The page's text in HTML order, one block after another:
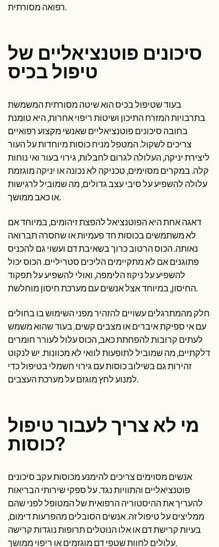
רפואה מסורתית.
סיכונים פוטנציאליים של
טיפול בכיס
בעוד שטיפול בכיס הוא שיטה מסורתית המשמשת
בתרבויות המזרח התיכון ושיטות ריפוי אחרות, היא טומנת
בחובה סיכונים פוטנציאליים שאנשי מקצוע רפואיים
צריכים לשקול. המטפל מניח כוסות מיוחדות על העור
ליצירת יניקה, העלולה לגרום לחבלות, גירוי בעור ואי נוחות
קלה. במקרים מסוימים, טכניקה לא נכונה או יניקה מוגזמת
עלולה להשפיע על סיבי עצב גדולים, מה שמוביל לרגישות
או כאב ממושך.
דאגה אחת היא הפוטנציאל להפצת זיהומים, במיוחד אם
לא משתמשים בכוסות חד פעמיות או שחסרה תברואה
נאותה. הכוס הרטוב כרוך בשאיבת דם ועשוי גם להכניס
פתוגנים אם לא מתקיימים הליכים סטריליים. הכוס יכול
להשפיע על ניקוז הלימפה, ואולי להשפיע על תפקוד
החיסון, במיוחד אצל אנשים עם מערכת חיסון מוחלשת.
חלק מהמתרגלים עשויים להזהיר מפני השימוש בו בחולים
עם אי ספיקת איברים או מצבים קשים. בעוד שהוא משמש
לעתים קרובות להפחתת כאב, הכוס עלול לעורר חומרים
דלקתיים, מה שמוביל לתופעות לוואי לא מכוונות. יש לנקוט
זהירות גם בשילוב כוסות עם גירוי חשמלי בטיפול כדי
למנוע לחץ מוגזם על מערכת העצבים.
מי לא צריך לעבור טיפול
כוסות?
אנשים מסוימים צריכים להימנע מכוסות עקב סיכונים
פוטנציאליים והתוויות נגד. על ספקי שירותי הבריאות
להעריך את ההיסטוריה הרפואית של המטופל לפני שהם
ממליצים על טיפול זה. אנשים הסובלים מהפרעות דימום,
בעיות קרישת דם או אלו הנוטלים תרופות נוגדות קרישה
עלולים לחוות שטפי דם מוגזמים או ריפוי ממושך.